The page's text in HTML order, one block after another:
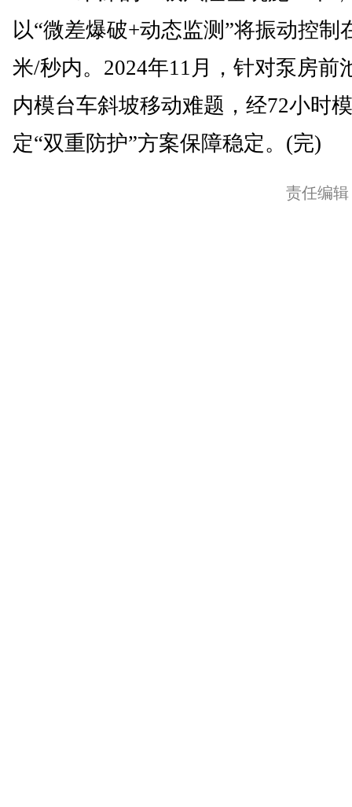
以“微差爆破+动态监测”将振动控制
米/秒内。2024年11月，针对泵房前
内模台车斜坡移动难题，经72小时
定“双重防护”方案保障稳定。(完)
责任编